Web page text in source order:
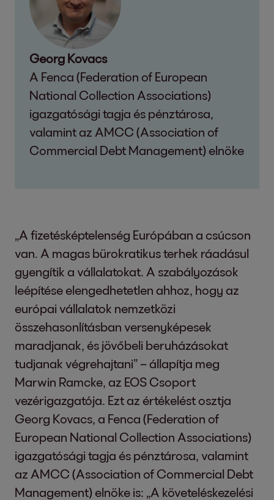
Georg Kovacs
A Fenca (Federation of European
National Collection Associations)
igazgatósági tagja és pénztárosa,
valamint az AMCC (Association of
Commercial Debt Management) elnöke
„A fizetésképtelenség Európában a csúcson
van. A magas bürokratikus terhek ráadásul
gyengítik a vállalatokat. A szabályozások
leépítése elengedhetetlen ahhoz, hogy az
európai vállalatok nemzetközi
összehasonlításban versenyképesek
maradjanak, és jövőbeli beruházásokat
tudjanak végrehajtani” – állapítja meg
Marwin Ramcke, az EOS Csoport
vezérigazgatója. Ezt az értékelést osztja
Georg Kovacs, a Fenca (Federation of
European National Collection Associations)
igazgatósági tagja és pénztárosa, valamint
az AMCC (Association of Commercial Debt
Management) elnöke is: „A követeléskezelési